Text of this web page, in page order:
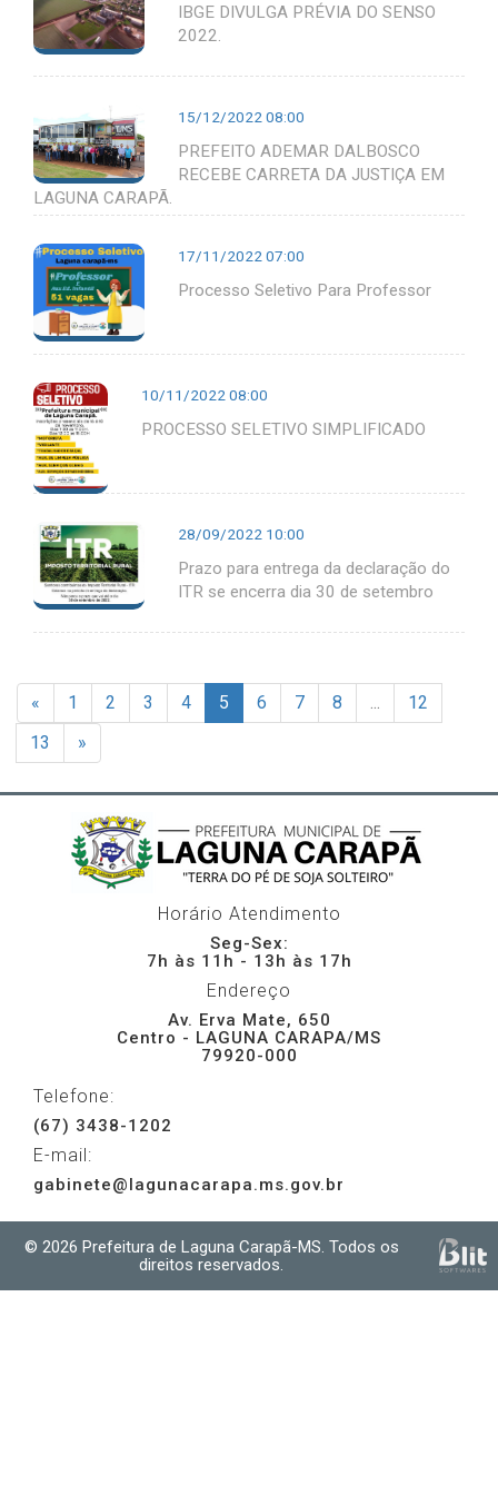
IBGE DIVULGA PRÉVIA DO SENSO
2022.
15/12/2022 08:00
PREFEITO ADEMAR DALBOSCO
RECEBE CARRETA DA JUSTIÇA EM
LAGUNA CARAPÃ.
17/11/2022 07:00
Processo Seletivo Para Professor
10/11/2022 08:00
PROCESSO SELETIVO SIMPLIFICADO
28/09/2022 10:00
Prazo para entrega da declaração do
ITR se encerra dia 30 de setembro
« 1 2 3 4 5 6 7 8
12
13
»
Horário Atendimento
Seg-Sex:
7h às 11h - 13h às 17h
Endereço
Av. Erva Mate, 650
Centro - LAGUNA CARAPA/MS
79920-000
Telefone:
(67) 3438-1202
E-mail:
gabinete@lagunacarapa.ms.gov.br
© 2026 Prefeitura de Laguna Carapã-MS. Todos os
direitos reservados.